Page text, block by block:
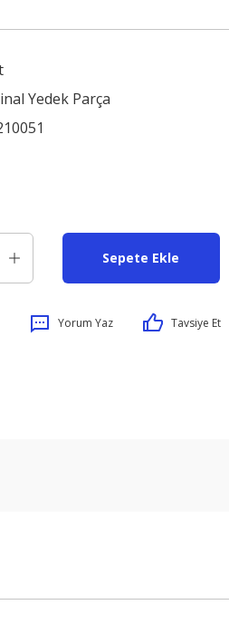
Yedek Parça
Sepete Ekle
Yorum Yaz Tavsiye Et